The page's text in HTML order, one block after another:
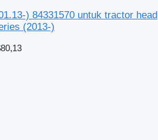
) 84331570 untuk tractor head
(2013-)